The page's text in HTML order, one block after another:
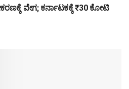
ವೇಗ; ಕರ್ನಾಟಕಕ್ಕೆ ₹30 ಕೋಟಿ